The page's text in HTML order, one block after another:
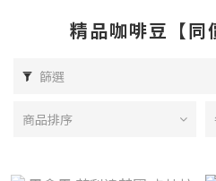
精品咖啡豆【同
篩選
商品排序